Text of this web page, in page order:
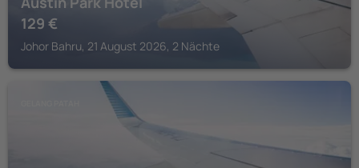
129 €
Johor Bahru, 21 August 2026, 2 Nächte